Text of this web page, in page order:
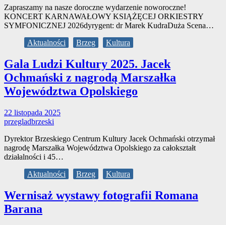
Zapraszamy na nasze doroczne wydarzenie noworoczne!
KONCERT KARNAWAŁOWY KSIĄŻĘCEJ ORKIESTRY
SYMFONICZNEJ 2026dyrygent: dr Marek KudraDuża Scena…
Aktualności
Brzeg Kultura
Gala Ludzi Kultury 2025. Jacek
Ochmański z nagrodą Marszałka
Województwa Opolskiego
22 listopada 2025
przegladbrzeski
Dyrektor Brzeskiego Centrum Kultury Jacek Ochmański otrzymał
nagrodę Marszałka Województwa Opolskiego za całokształt
działalności i 45…
Aktualności
Brzeg Kultura
Wernisaż wystawy fotografii Romana
Barana